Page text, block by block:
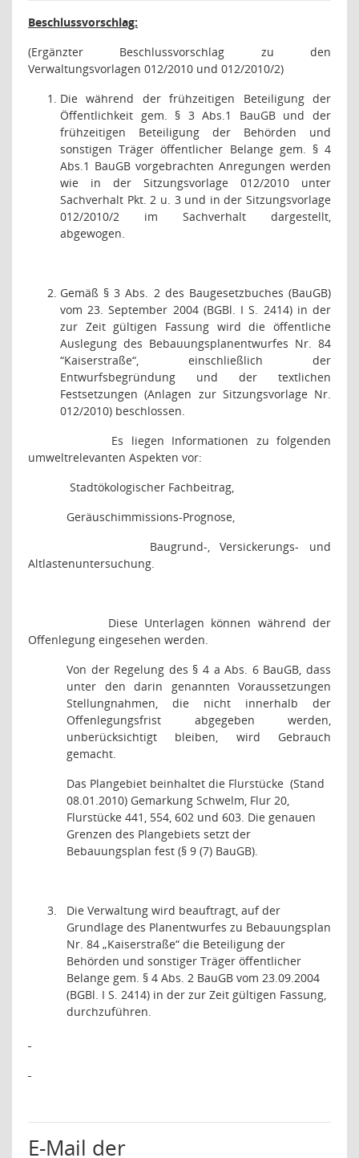
Beschlussvorschlag:
(Ergänzter Beschlussvorschlag zu den
Verwaltungsvorlagen 012/2010 und 012/2010/2)
Die während der frühzeitigen Beteiligung der
Öffentlichkeit gem. § 3 Abs.1 BauGB und der
frühzeitigen Beteiligung der Behörden und
sonstigen Träger öffentlicher Belange gem. § 4
Abs.1 BauGB vorgebrachten Anregungen werden
wie in der Sitzungsvorlage 012/2010 unter
Sachverhalt Pkt. 2 u. 3 und in der Sitzungsvorlage
012/2010/2 im Sachverhalt dargestellt,
abgewogen.
Gemäß § 3 Abs. 2 des Baugesetzbuches (BauGB)
vom 23. September 2004 (BGBl. I S. 2414) in der
zur Zeit gültigen Fassung wird die öffentliche
Auslegung des Bebauungsplanentwurfes Nr. 84
“Kaiserstraße“, einschließlich der
Entwurfsbegründung und der textlichen
Festsetzungen (Anlagen zur Sitzungsvorlage Nr.
012/2010) beschlossen.
Es liegen Informationen zu folgenden
umweltrelevanten Aspekten vor:
Stadtökologischer Fachbeitrag,
Geräuschimmissions-Prognose,
Baugrund-, Versickerungs- und
Altlastenuntersuchung.
Diese Unterlagen können während der
Offenlegung eingesehen werden.
Von der Regelung des § 4 a Abs. 6 BauGB, dass
unter den darin genannten Voraussetzungen
Stellungnahmen, die nicht innerhalb der
Offenlegungsfrist abgegeben werden,
unberücksichtigt bleiben, wird Gebrauch
gemacht.
Das Plangebiet beinhaltet die Flurstücke (Stand
08.01.2010) Gemarkung Schwelm, Flur 20,
Flurstücke 441, 554, 602 und 603. Die genauen
Grenzen des Plangebiets setzt der
Bebauungsplan fest (§ 9 (7) BauGB).
3.
Die Verwaltung wird beauftragt, auf der
Grundlage des Planentwurfes zu Bebauungsplan
Nr. 84 „Kaiserstraße“ die Beteiligung der
Behörden und sonstiger Träger öffentlicher
Belange gem. § 4 Abs. 2 BauGB vom 23.09.2004
(BGBl. I S. 2414) in der zur Zeit gültigen Fassung,
durchzuführen.
E-Mail der